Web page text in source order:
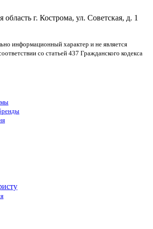
область г. Кострома, ул. Советская, д. 1
информационный характер и не является
со статьей 437 Гражданского кодекса